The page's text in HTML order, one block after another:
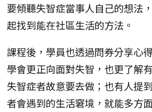
要傾聽失智症當事人自己的想法
起找到能在社區生活的方法。
課程後，學員也透過問券分享心
學會更正向面對失智，也更了解
失智症者故意要去做；也有人提
者會遇到的生活窘境，就能多方